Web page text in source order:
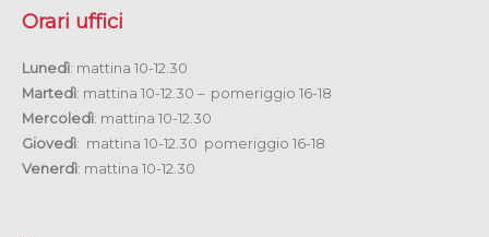
Orari uffici
Lunedì: mattina 10-12.30
Martedì: mattina 10-12.30 – pomeriggio 16-18
Mercoledì: mattina 10-12.30
Giovedì: mattina 10-12.30 pomeriggio 16-18
Venerdì: mattina 10-12.30